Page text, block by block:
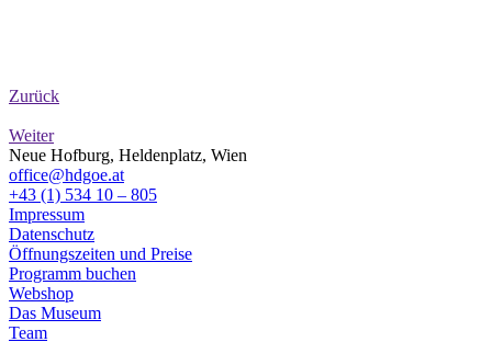
Zurück
Weiter
Neue Hofburg, Heldenplatz, Wien
office@hdgoe.at
+43 (1) 534 10 – 805
Impressum
Datenschutz
Öffnungszeiten und Preise
Programm buchen
Webshop
Das Museum
Team